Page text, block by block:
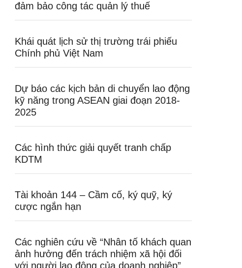
đảm bảo công tác quản lý thuế
Khái quát lịch sử thị trường trái phiếu
Chính phủ Việt Nam
Dự báo các kịch bản di chuyển lao động
kỹ năng trong ASEAN giai đoạn 2018-
2025
Các hình thức giải quyết tranh chấp
KDTM
Tài khoản 144 – Cầm cố, ký quỹ, ký
cược ngắn hạn
Các nghiên cứu về “Nhân tố khách quan
ảnh hưởng đến trách nhiệm xã hội đối
với người lao động của doanh nghiệp”